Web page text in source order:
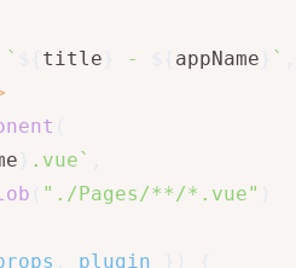
` title - appName `
.vue`
"./Pages/**/*.vue"
plugin